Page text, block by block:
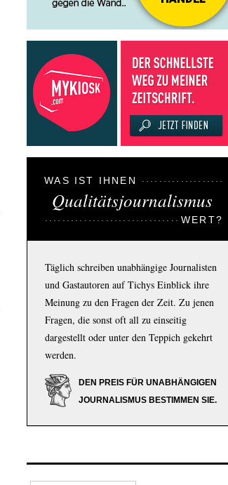
WAS IST IHNEN
Qualitätsjournalismus
WERT?
Täglich schreiben unabhängige Journalisten
und Gastautoren auf Tichys Einblick ihre
Meinung zu den Fragen der Zeit. Zu jenen
Fragen, die sonst oft all zu einseitig
dargestellt oder unter den Teppich gekehrt
werden.
DEN PREIS FÜR UNABHÄNGIGEN
JOURNALISMUS BESTIMMEN SIE.